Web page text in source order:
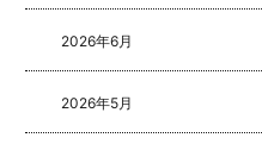
2026年6月
2026年5月